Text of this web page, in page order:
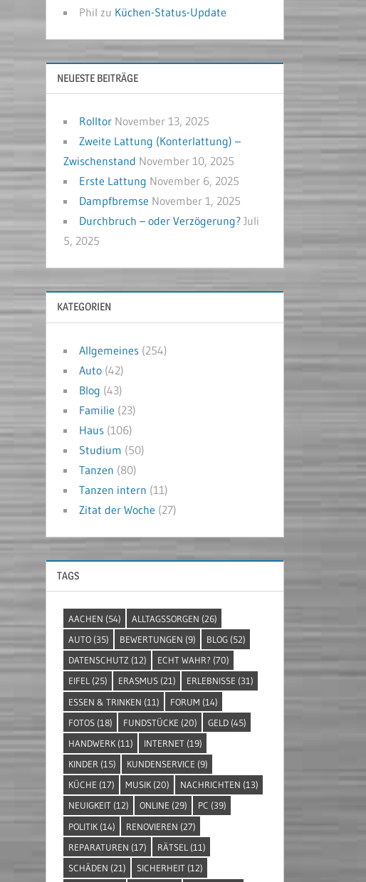
Phil zu Küchen-Status-Update
NEUESTE BEITRÄGE
Rolltor November 13, 2025
Zweite Lattung (Konterlattung) –
Zwischenstand November 10, 2025
Erste Lattung November 6, 2025
Dampfbremse November 1, 2025
Durchbruch – oder Verzögerung? Juli
5, 2025
KATEGORIEN
Allgemeines (254)
Auto (42)
Blog (43)
Familie (23)
Haus (106)
Studium (50)
Tanzen (80)
Tanzen intern (11)
Zitat der Woche (27)
TAGS
AACHEN (54) ALLTAGSSORGEN (26)
AUTO(35) BEWERTUNGEN (9) BLOG(52)
DATENSCHUTZ (12) ECHT WAHR? (70)
EIFEL(25) ERASMUS(21) ERLEBNISSE (31)
ESSEN & TRINKEN (11) FORUM (14)
FOTOS(18) FUNDSTÜCKE (20) GELD(45)
HANDWERK(11) INTERNET(19)
KINDER (15) KUNDENSERVICE (9)
KÜCHE (17) MUSIK(20) NACHRICHTEN (13)
NEUIGKEIT(12) ONLINE (29) PC (39)
POLITIK(14) RENOVIEREN (27)
REPARATUREN (17) RÄTSEL (11)
SCHÄDEN (21) SICHERHEIT(12)